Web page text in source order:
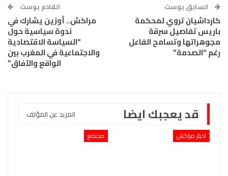
السابق بوست
كارداشيان تروي لمحكمة
باريس تفاصيل سرقة
مجوهراتها وتسامح الفاعل
رغم “الصدمة”
القادم بوست
مراكش.. أوزين يشارك في
ندوة سياسية حول
“السياسة الاقتصادية
والاجتماعية في المغرب بين
الواقع والآفاق”
قد يعجبك ايضا المزيد عن المؤلف
اخبار مراكش مجتمع